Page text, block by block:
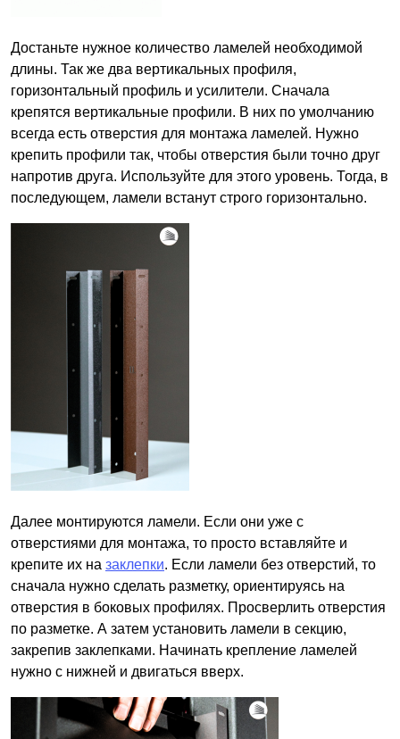
Достаньте нужное количество ламелей необходимой
длины. Так же два вертикальных профиля,
горизонтальный профиль и усилители. Сначала
крепятся вертикальные профили. В них по умолчанию
всегда есть отверстия для монтажа ламелей. Нужно
крепить профили так, чтобы отверстия были точно друг
напротив друга. Используйте для этого уровень. Тогда, в
последующем, ламели встанут строго горизонтально.
Далее монтируются ламели. Если они уже с
отверстиями для монтажа, то просто вставляйте и
крепите их на заклепки. Если ламели без отверстий, то
сначала нужно сделать разметку, ориентируясь на
отверстия в боковых профилях. Просверлить отверстия
по разметке. А затем установить ламели в секцию,
закрепив заклепками. Начинать крепление ламелей
нужно с нижней и двигаться вверх.